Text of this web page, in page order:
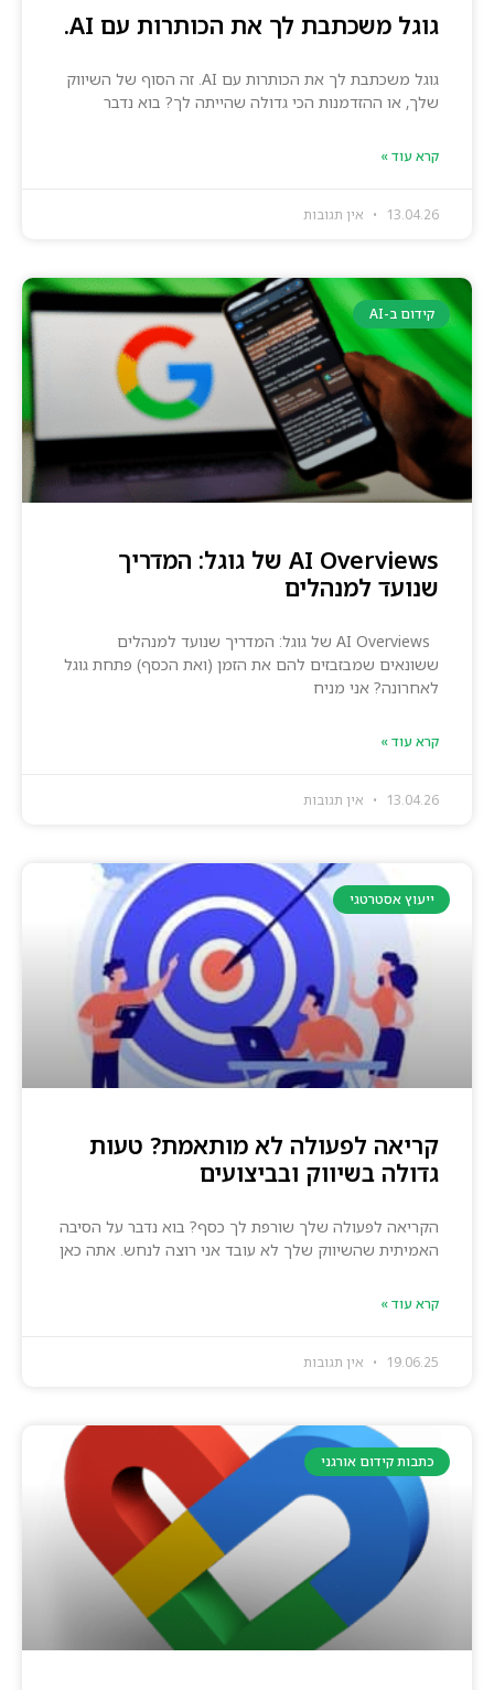
גוגל משכתבת לך את הכותרות עם AI.
גוגל משכתבת לך את הכותרות עם AI. זה הסוף של השיווק
שלך, או ההזדמנות הכי גדולה שהייתה לך? בוא נדבר
קרא עוד »
13.04.26 אין תגובות
קידום ב-AI
AI Overviews של גוגל: המדריך
שנועד למנהלים
AI Overviews של גוגל: המדריך שנועד למנהלים
ששונאים שמבזבזים להם את הזמן (ואת הכסף) פתחת גוגל
לאחרונה? אני מניח
קרא עוד »
13.04.26 אין תגובות
ייעוץ אסטרטגי
קריאה לפעולה לא מותאמת? טעות
גדולה בשיווק ובביצועים
הקריאה לפעולה שלך שורפת לך כסף? בוא נדבר על הסיבה
האמיתית שהשיווק שלך לא עובד אני רוצה לנחש. אתה כאן
קרא עוד »
19.06.25 אין תגובות
כתבות קידום אורגני